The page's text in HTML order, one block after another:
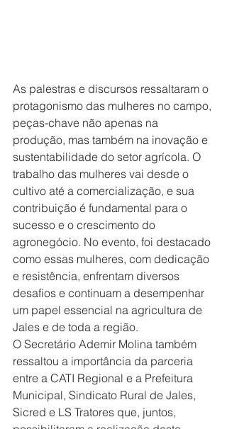
As palestras e discursos ressaltaram o
protagonismo das mulheres no campo,
peças-chave não apenas na
produção, mas também na inovação e
sustentabilidade do setor agrícola. O
trabalho das mulheres vai desde o
cultivo até a comercialização, e sua
contribuição é fundamental para o
sucesso e o crescimento do
agronegócio. No evento, foi destacado
como essas mulheres, com dedicação
e resistência, enfrentam diversos
desafios e continuam a desempenhar
um papel essencial na agricultura de
Jales e de toda a região.
O Secretário Ademir Molina também
ressaltou a importância da parceria
entre a CATI Regional e a Prefeitura
Municipal, Sindicato Rural de Jales,
Sicred e LS Tratores que, juntos,